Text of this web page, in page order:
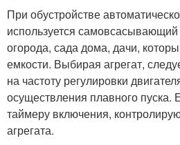
При обустройстве
используется
огорода, сада дома, дачи,
емкости. Выбирая агрегат,
на частоту регулировки
осуществления плавного пуска.
таймеру включения,
агрегата.